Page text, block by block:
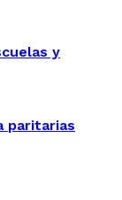
y
paritarias